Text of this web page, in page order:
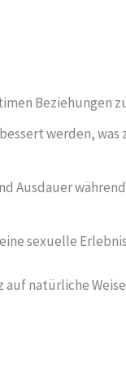
Beziehungen
werden, was
Ausdauer
sexuelle
natürliche